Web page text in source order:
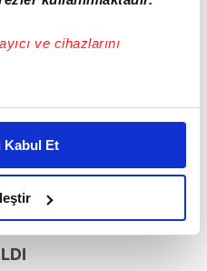
ve cihazlarını
sizlere özel
Bunu yaparken
reklam deneyimi sunmak
sunabilmek adına
ve bu noktada,
noktasında tek gelir
isteriz.
Kabul Et
giyiyor